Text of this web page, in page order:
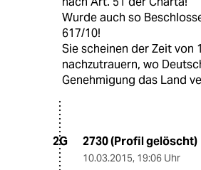
Wurde auch so
617/10!
Sie scheinen der Zeit von
nachzutrauern, wo
Genehmigung das Land
2G 2730 (Profil gelöscht)
10.03.2015, 19:06 Uhr